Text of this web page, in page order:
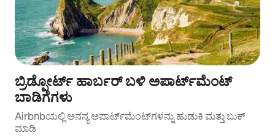
ಬ್ರಿಡ್ಪೋರ್ಟ್ ಹಾರ್ಬರ್ ಬಳಿ ಅಪಾರ್ಟ್‌ಮೆಂಟ್
ಬಾಡಿಗೆಗಳು
Airbnbಯಲ್ಲಿ ಅನನ್ಯ ಅಪಾರ್ಟ್‌ಮೆಂಟ್‌ಗಳನ್ನು ಹುಡುಕಿ ಮತ್ತು ಬುಕ್
ಮಾಡಿ